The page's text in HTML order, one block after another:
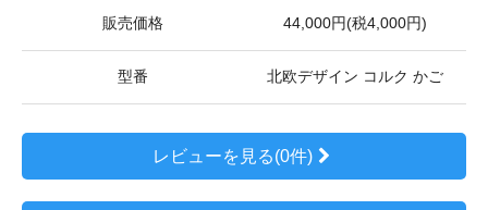
販売価格 44,000円(税4,000円)
型番 北欧デザイン コルク かご
レビューを見る(0件)